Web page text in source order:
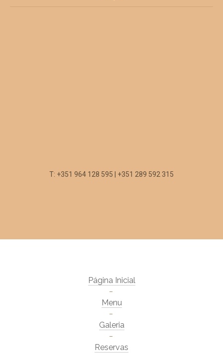
T: +351 964 128 595 | +351 289 592 315
Página Inicial
Menu
Galeria
Reservas